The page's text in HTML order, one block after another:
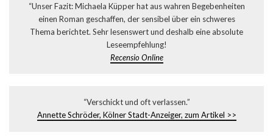
“Unser Fazit: Michaela Küpper hat aus wahren Begebenheiten
einen Roman geschaffen, der sensibel über ein schweres
Thema berichtet. Sehr lesenswert und deshalb eine absolute
Leseempfehlung!
Recensio Online
“Verschickt und oft verlassen.”
Annette Schröder, Kölner Stadt-Anzeiger, zum Artikel >>